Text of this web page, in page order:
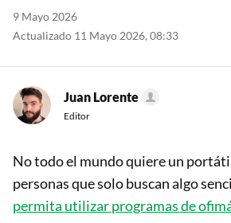
9 Mayo 2026
Actualizado 11 Mayo 2026, 08:33
Juan Lorente
Editor
No todo el mundo quiere un
personas que solo buscan algo
permita utilizar programas de